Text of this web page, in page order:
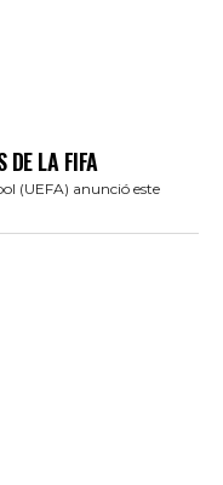
DE LA FIFA
(UEFA) anunció este